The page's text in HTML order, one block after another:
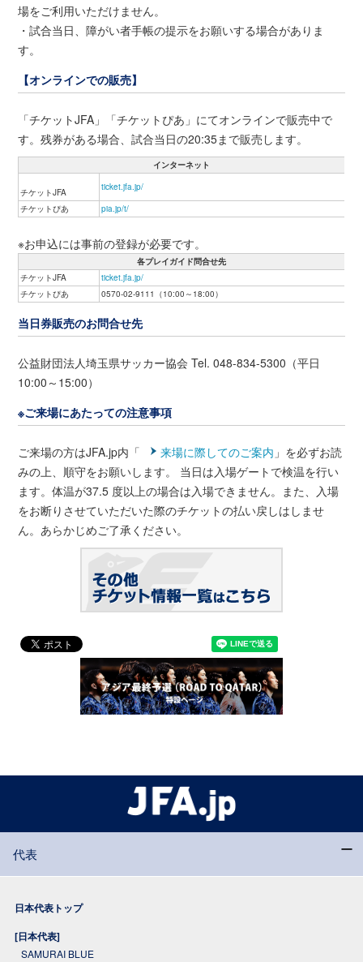
場をご利用いただけません。
・試合当日、障がい者手帳の提示をお願いする場合がありま
す。
【オンラインでの販売】
「チケットJFA」「チケットぴあ」にてオンラインで販売中で
す。残券がある場合、試合当日の20:35まで販売します。
インターネット
チケットJFA
ticket.jfa.jp/
チケットぴあ
pia.jp/t/
※お申込には事前の登録が必要です。
各プレイガイド問合せ先
チケットJFA
ticket.jfa.jp/
チケットぴあ
0570-02-9111（10:00～18:00）
当日券販売のお問合せ先
公益財団法人埼玉県サッカー協会 Tel. 048-834-5300（平日
10:00～15:00）
※ご来場にあたっての注意事項
ご来場の方はJFA.jp内「 来場に際してのご案内 」を必ずお読
みの上、順守をお願いします。 当日は入場ゲートで検温を行い
ます。体温が37.5 度以上の場合は入場できません。また、入場
をお断りさせていただいた際のチケットの払い戻しはしませ
ん。あらかじめご了承ください。
代表
日本代表トップ
[日本代表]
SAMURAI BLUE